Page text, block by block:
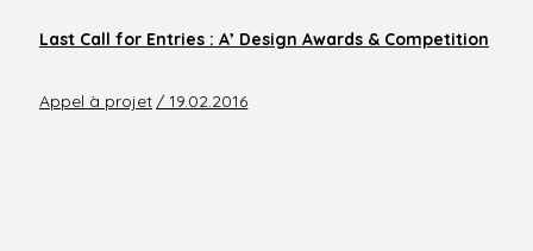
Last Call for Entries : A’ Design Awards & Competition
Appel à projet / 19.02.2016